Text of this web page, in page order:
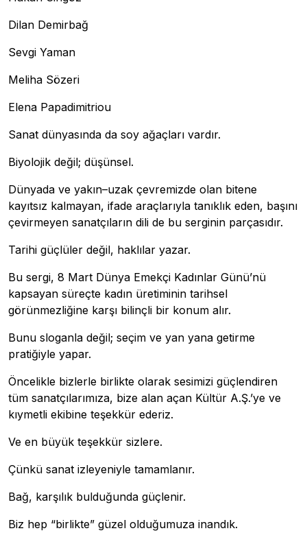
Dilan Demirbağ
Sevgi Yaman
Meliha Sözeri
Elena Papadimitriou
Sanat dünyasında da soy ağaçları vardır.
Biyolojik değil; düşünsel.
Dünyada ve yakın–uzak çevremizde olan bitene
kayıtsız kalmayan, ifade araçlarıyla tanıklık eden, başını
çevirmeyen sanatçıların dili de bu serginin parçasıdır.
Tarihi güçlüler değil, haklılar yazar.
Bu sergi, 8 Mart Dünya Emekçi Kadınlar Günü’nü
kapsayan süreçte kadın üretiminin tarihsel
görünmezliğine karşı bilinçli bir konum alır.
Bunu sloganla değil; seçim ve yan yana getirme
pratiğiyle yapar.
Öncelikle bizlerle birlikte olarak sesimizi güçlendiren
tüm sanatçılarımıza, bize alan açan Kültür A.Ş.’ye ve
kıymetli ekibine teşekkür ederiz.
Ve en büyük teşekkür sizlere.
Çünkü sanat izleyeniyle tamamlanır.
Bağ, karşılık bulduğunda güçlenir.
Biz hep “birlikte” güzel olduğumuza inandık.